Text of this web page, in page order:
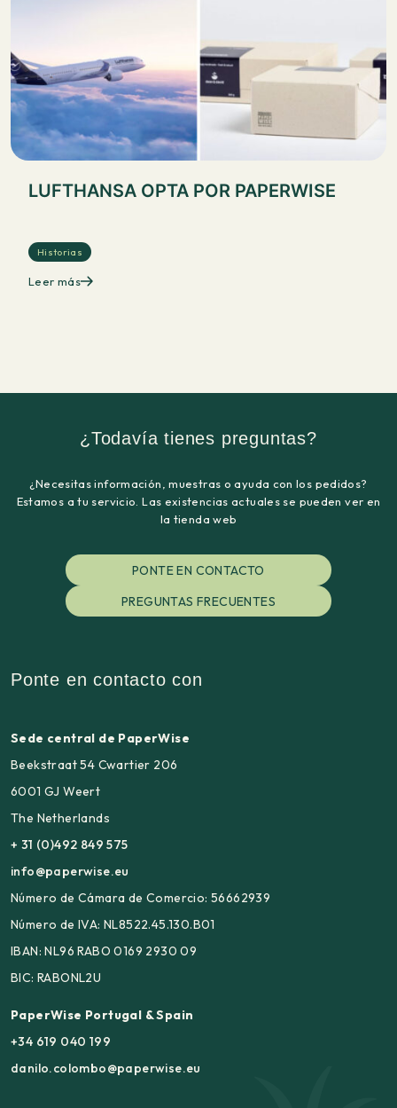
LUFTHANSA OPTA POR PAPERWISE
Historias
Leer más
¿Todavía tienes preguntas?
¿Necesitas información, muestras o ayuda con los pedidos?
Estamos a tu servicio. Las existencias actuales se pueden ver en
la tienda web
PONTE EN CONTACTO
PREGUNTAS FRECUENTES
Ponte en contacto con
Sede central de PaperWise
Beekstraat 54 Cwartier 206
6001 GJ Weert
The Netherlands
+ 31 (0)492 849 575
info@paperwise.eu
Número de Cámara de Comercio: 56662939
Número de IVA: NL8522.45.130.B01
IBAN: NL96 RABO 0169 2930 09
BIC: RABONL2U
PaperWise Portugal & Spain
+34 619 040 199
danilo.colombo@paperwise.eu